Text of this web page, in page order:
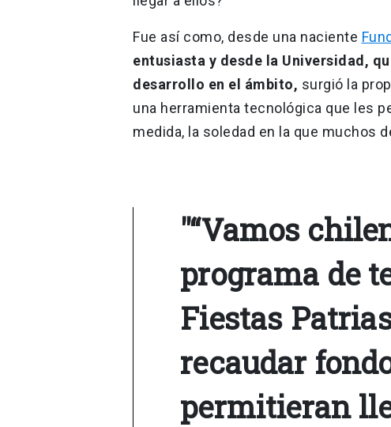
Fue así como, desde una naciente
entusiasta y desde la Universidad,
desarrollo en el ámbito, surgió la
una herramienta tecnológica que les
medida, la soledad en la que muchos
"“Vamos
programa de
Fiestas
recaudar
permitieran